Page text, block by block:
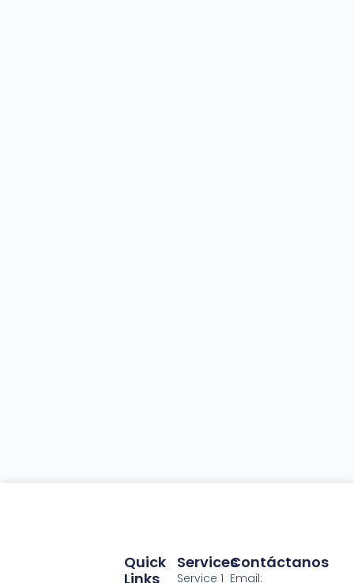
Services
Service 1
Quick
Links
Contáctanos
Email: